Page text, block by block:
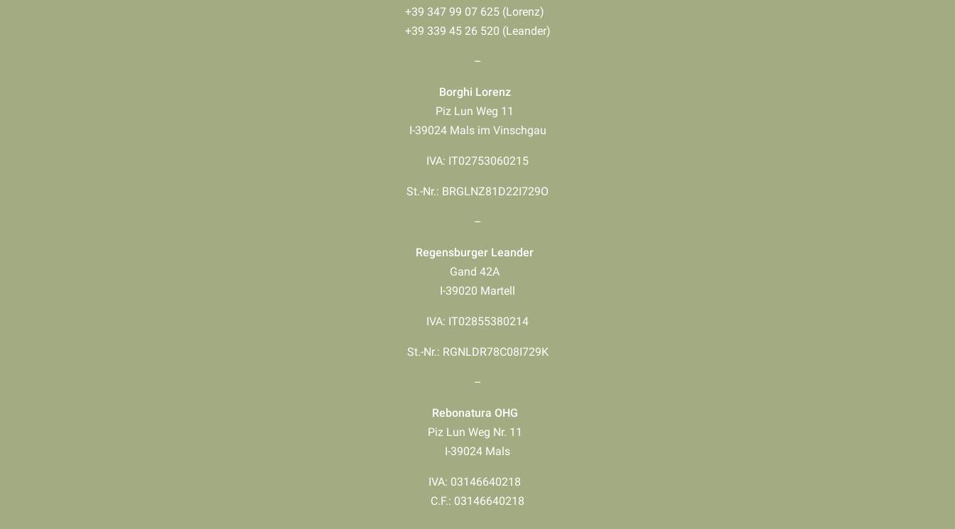
+39 347 99 07 625 (Lorenz)
+39 339 45 26 520 (Leander)
–
Borghi Lorenz
Piz Lun Weg 11
I-39024 Mals im Vinschgau
IVA: IT02753060215
St.-Nr.: BRGLNZ81D22I729O
–
Regensburger Leander
Gand 42A
I-39020 Martell
IVA: IT02855380214
St.-Nr.: RGNLDR78C08I729K
–
Rebonatura OHG
Piz Lun Weg Nr. 11
I-39024 Mals
IVA: 03146640218
​​​​​​​C.F.: 03146640218